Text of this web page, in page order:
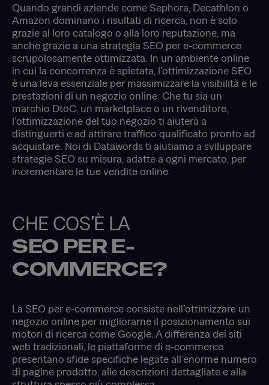
Quando grandi aziende come Sephora, Decathlon o
Amazon dominano i risultati di ricerca, non è solo
grazie al loro catalogo o alla loro reputazione, ma
anche grazie a una strategia SEO per e-commerce
scrupolosamente ottimizzata. In un ambiente online
in cui la concorrenza è spietata, l’ottimizzazione SEO
è una leva essenziale per massimizzare la visibilità e le
prestazioni di un negozio online. Che tu sia un
marchio DtoC, un marketplace o un rivenditore,
l’ottimizzazione del tuo negozio ti aiuterà a
distinguerti e ad attirare traffico qualificato pronto ad
acquistare. Noi di Datawords ti aiutiamo a sviluppare
strategie SEO su misura, adatte a ogni mercato, per
incrementare le tue vendite online.
CHE COS’È LA
SEO PER E-
COMMERCE?
La SEO per e-commerce consiste nell’ottimizzare un
negozio online per migliorarne il posizionamento sui
motori di ricerca come Google. A differenza dei siti
web tradizionali, le piattaforme di e-commerce
presentano sfide specifiche legate all’enorme numero
di pagine prodotto, alle descrizioni dettagliate e alla